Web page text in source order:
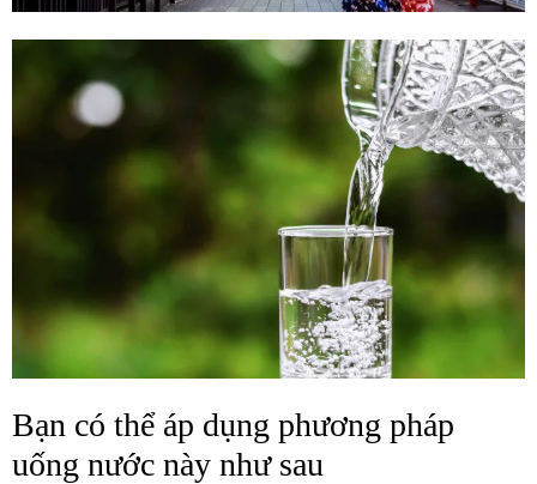
Bạn có thể áp dụng phương pháp
uống nước này như sau